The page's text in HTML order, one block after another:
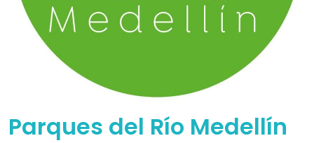
Parques del Río Medellín